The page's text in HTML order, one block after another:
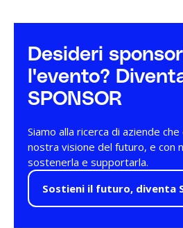
Desideri
l'evento?
SPONSOR
Siamo alla ricerca di aziende
nostra visione del futuro, e con
sostenerla e supportarla.
Sostieni il futuro, diventa